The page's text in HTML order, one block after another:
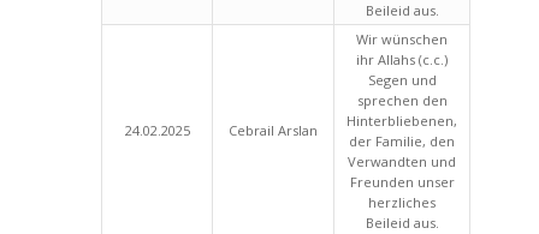
Beileid aus.
24.02.2025 Cebrail Arslan
Wir wünschen
ihr Allahs (c.c.)
Segen und
sprechen den
Hinterbliebenen,
der Familie, den
Verwandten und
Freunden unser
herzliches
Beileid aus.